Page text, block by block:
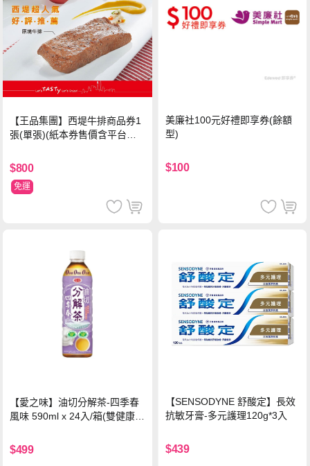
【王品集團】西堤牛排商品券1
張(單張)(紙本券售價含平台物
$800
免運
美廉社100元好禮即享券(餘額
型)
$100
【愛之味】油切分解茶-四季春
風味 590ml x 24入/箱(雙健康認
$499
【SENSODYNE 舒酸定】長效
抗敏牙膏-多元護理120g*3入
$439